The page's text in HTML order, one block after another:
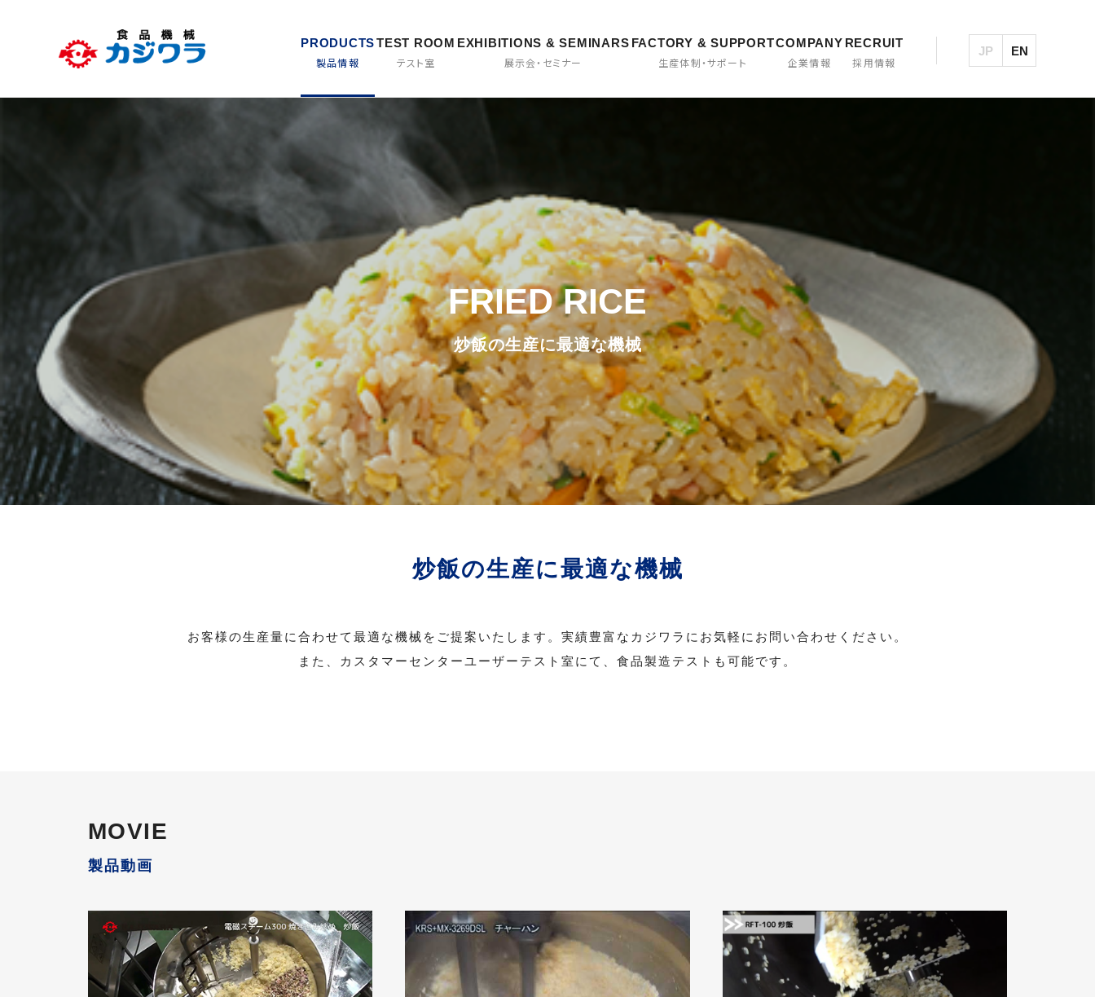
Skip
PRODUCTS
製品情報
調理用加熱撹拌機 FOOD PROCESSING MACHINES
レオニーダー クッキングミキサー 加熱・冷却乳化機 ハイブリッド加熱撹拌機 大型炒め機
卓上加熱撹拌機
その他食品加工機械
あん練り機
プラントエンジニアリング
TEST ROOM
テスト室
EXHIBITIONS & SEMINARS
展示会・セミナー
FACTORY & SUPPORT
生産体制・サポート
FACTORY & SUPPORT
プレサービス
アフターサービス
COMPANY
企業情報
企業情報 トップメッセージ カスタマーセンター
東京工場
カジワラの歴史
RECRUIT
採用情報
中途採用 カムバック採用
JP EN
FRIED RICE
炒飯の生産に最適な機械
炒飯の生産に最適な機械
お客様の生産量に合わせて最適な機械をご提案いたします。実績豊富なカジワラにお気軽に お問い合わせ ください。
また、
カスタマーセンターユーザーテスト室 にて、食品製造テストも可能です。
MOVIE
製品動画